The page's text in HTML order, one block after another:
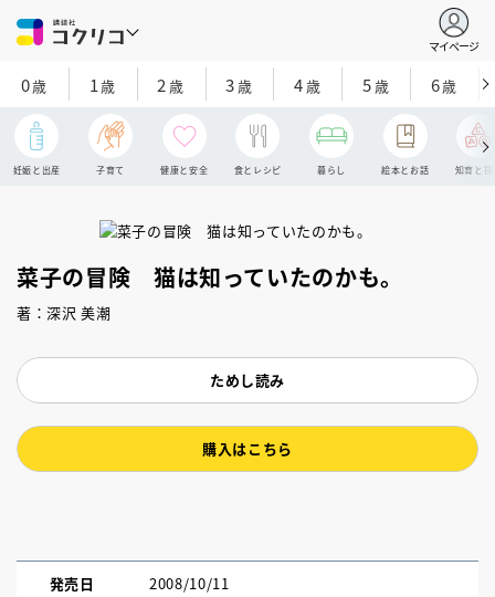
マイページ
0歳 1歳 2 歳 3歳 4歳 5歳 6歳
妊娠と出産 子育て 健康と安全 食とレシピ 暮らし 絵本とお話 知育と探
菜子の冒険 猫は知っていたのかも。
著：深沢 美潮
ためし読み
購入はこちら
発売日 2008/10/11